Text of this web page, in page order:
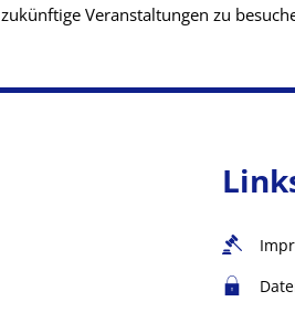
zukünftige Veranstaltungen zu